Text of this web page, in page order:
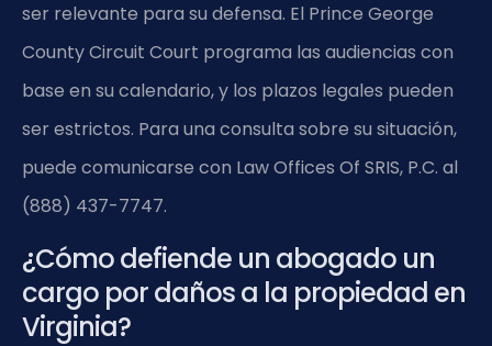
ser relevante para su defensa. El Prince George
County Circuit Court programa las audiencias con
base en su calendario, y los plazos legales pueden
ser estrictos. Para una consulta sobre su situación,
puede comunicarse con Law Offices Of SRIS, P.C. al
(888) 437-7747.
¿Cómo defiende un abogado un
cargo por daños a la propiedad en
Virginia?